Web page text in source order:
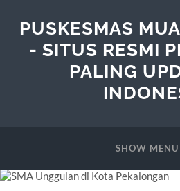
PUSKESMAS
- SITUS RESMI
PALING
SHOW MENU